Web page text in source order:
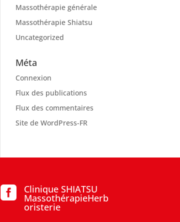
Massothérapie générale
Massothérapie Shiatsu
Uncategorized
Méta
Connexion
Flux des publications
Flux des commentaires
Site de WordPress-FR
 Clinique SHIATSU
MassothérapieHerb
oristerie